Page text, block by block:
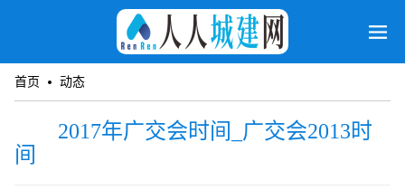
首页 动态
2017年广交会时间_广交会2013时
间